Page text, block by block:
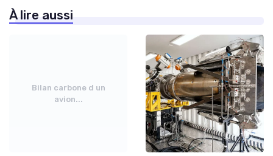
À lire aussi
Bilan carbone d un
avion...